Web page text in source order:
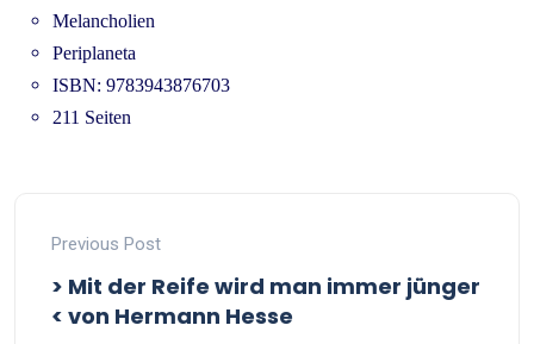
Melancholien
Periplaneta
ISBN: 9783943876703
211 Seiten
Previous Post
> Mit der Reife wird man immer jünger
< von Hermann Hesse